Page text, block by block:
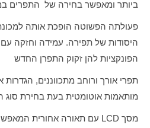
ביותר ומאפשר בחירה של התפרים
פעולתה הפשוטה הופכת אותה
היסודות של תפירה. עמידה וחזקה
הפונקציות להן זקוק התפרן החדש
תפרי אורך ורוחב מתכווננים,
מותאמות אוטומטית בעת בחירת סוג
מסך LCD עם תאורה אחורית